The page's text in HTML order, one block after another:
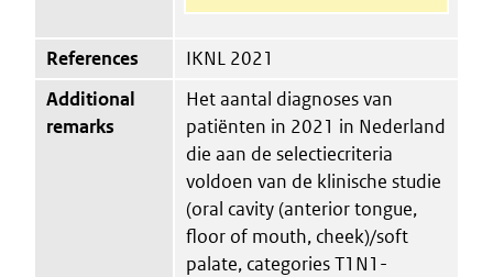
References
IKNL 2021
Additional
remarks
Het aantal diagnoses van
patiënten in 2021 in Nederland
die aan de selectiecriteria
voldoen van de klinische studie
(oral cavity (anterior tongue,
floor of mouth, cheek)/soft
palate, categories T1N1-